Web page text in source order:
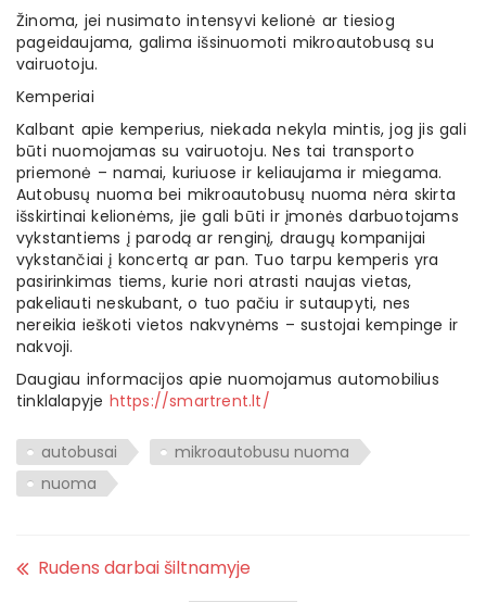
Žinoma, jei nusimato intensyvi kelionė ar tiesiog
pageidaujama, galima išsinuomoti mikroautobusą su
vairuotoju.
Kemperiai
Kalbant apie kemperius, niekada nekyla mintis, jog jis gali
būti nuomojamas su vairuotoju. Nes tai transporto
priemonė – namai, kuriuose ir keliaujama ir miegama.
Autobusų nuoma bei mikroautobusų nuoma nėra skirta
išskirtinai kelionėms, jie gali būti ir įmonės darbuotojams
vykstantiems į parodą ar renginį, draugų kompanijai
vykstančiai į koncertą ar pan. Tuo tarpu kemperis yra
pasirinkimas tiems, kurie nori atrasti naujas vietas,
pakeliauti neskubant, o tuo pačiu ir sutaupyti, nes
nereikia ieškoti vietos nakvynėms – sustojai kempinge ir
nakvoji.
Daugiau informacijos apie nuomojamus automobilius
tinklalapyje https://smartrent.lt/
autobusai
mikroautobusu nuoma
nuoma
Rudens darbai šiltnamyje